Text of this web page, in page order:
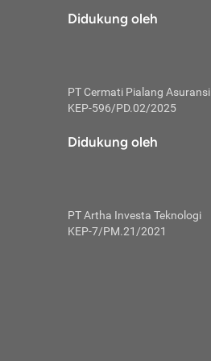
tidak
skor
Mulai
kembali ideal.
utang
Didukung oleh
PT Cermati Pialang Asuransi
KEP-596/PD.02/2025
Didukung oleh
PT Artha Investa Teknologi
KEP-7/PM.21/2021